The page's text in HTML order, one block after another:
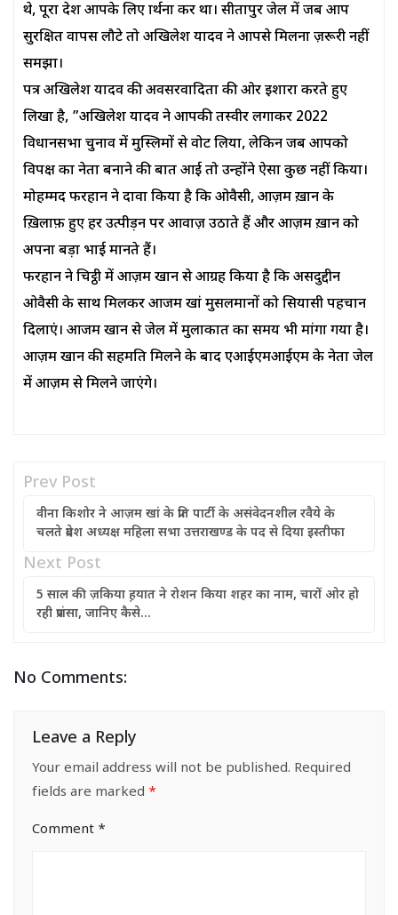
थे, पूरा देश आपके लिए प्रार्थना कर था। सीतापुर जेल में जब आप
सुरक्षित वापस लौटे तो अखिलेश यादव ने आपसे मिलना ज़रूरी नहीं
समझा।
पत्र अखिलेश यादव की अवसरवादिता की ओर इशारा करते हुए
लिखा है, ”अखिलेश यादव ने आपकी तस्वीर लगाकर 2022
विधानसभा चुनाव में मुस्लिमों से वोट लिया, लेकिन जब आपको
विपक्ष का नेता बनाने की बात आई तो उन्होंने ऐसा कुछ नहीं किया।
मोहम्मद फरहान ने दावा किया है कि ओवैसी, आज़म ख़ान के
ख़िलाफ़ हुए हर उत्पीड़न पर आवाज़ उठाते हैं और आज़म ख़ान को
अपना बड़ा भाई मानते हैं।
फरहान ने चिट्ठी में आज़म खान से आग्रह किया है कि असदुद्दीन
ओवैसी के साथ मिलकर आजम खां मुसलमानों को सियासी पहचान
दिलाएं। आजम खान से जेल में मुलाकात का समय भी मांगा गया है।
आज़म खान की सहमति मिलने के बाद एआईएमआईएम के नेता जेल
में आज़म से मिलने जाएंगे।
Prev Post
वीना किशोर ने आज़म खां के प्रति पार्टी के असंवेदनशील रवैये के
चलते प्रदेश अध्यक्ष महिला सभा उत्तराखण्ड के पद से दिया इस्तीफा
Next Post
5 साल की ज़किया ह़यात ने रोशन किया शहर का नाम, चारों ओर हो
रही प्रशंसा, जानिए कैसे…
No Comments:
Leave a Reply
Your email address will not be published. Required
fields are marked *
Comment *